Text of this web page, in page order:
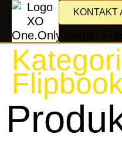
KONTAKT